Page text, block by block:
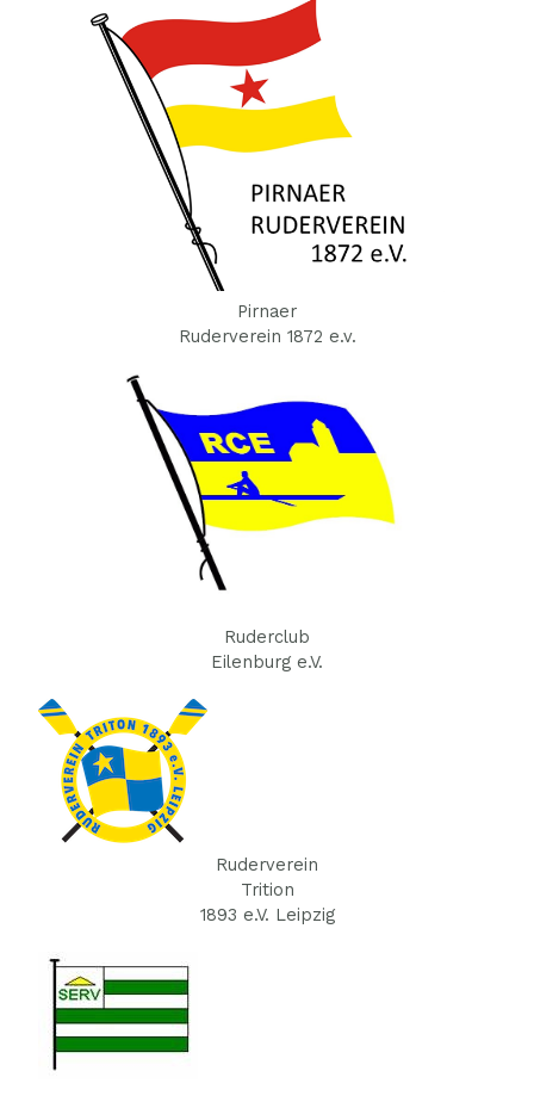
Pirnaer
Ruderverein 1872 e.v.
Ruderclub
Eilenburg e.V.
Ruderverein
Trition
1893 e.V. Leipzig